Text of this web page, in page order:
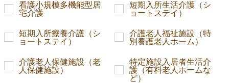
看護小規模多機能型居
宅介護
短期入所生活介護（シ
ョートステイ）
短期入所療養介護（シ
ョートステイ）
介護老人福祉施設（特
別養護老人ホーム）
介護老人保健施設（老
人保健施設）
特定施設入居者生活介
護（有料老人ホームな
ど）